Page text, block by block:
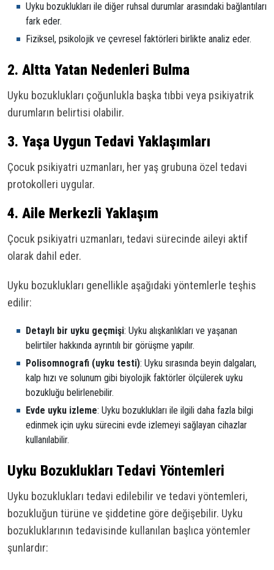
Uyku bozuklukları ile diğer ruhsal durumlar arasındaki bağlantıları
fark eder.
Fiziksel, psikolojik ve çevresel faktörleri birlikte analiz eder.
2. Altta Yatan Nedenleri Bulma
Uyku bozuklukları çoğunlukla başka tıbbi veya psikiyatrik
durumların belirtisi olabilir.
3. Yaşa Uygun Tedavi Yaklaşımları
Çocuk psikiyatri uzmanları, her yaş grubuna özel tedavi
protokolleri uygular.
4. Aile Merkezli Yaklaşım
Çocuk psikiyatri uzmanları, tedavi sürecinde aileyi aktif
olarak dahil eder.
Uyku bozuklukları genellikle aşağıdaki yöntemlerle teşhis
edilir:
Detaylı bir uyku geçmişi: Uyku alışkanlıkları ve yaşanan
belirtiler hakkında ayrıntılı bir görüşme yapılır.
Polisomnografi (uyku testi): Uyku sırasında beyin dalgaları,
kalp hızı ve solunum gibi biyolojik faktörler ölçülerek uyku
bozukluğu belirlenebilir.
Evde uyku izleme: Uyku bozuklukları ile ilgili daha fazla bilgi
edinmek için uyku sürecini evde izlemeyi sağlayan cihazlar
kullanılabilir.
Uyku Bozuklukları Tedavi Yöntemleri
Uyku bozuklukları tedavi edilebilir ve tedavi yöntemleri,
bozukluğun türüne ve şiddetine göre değişebilir. Uyku
bozukluklarının tedavisinde kullanılan başlıca yöntemler
şunlardır: